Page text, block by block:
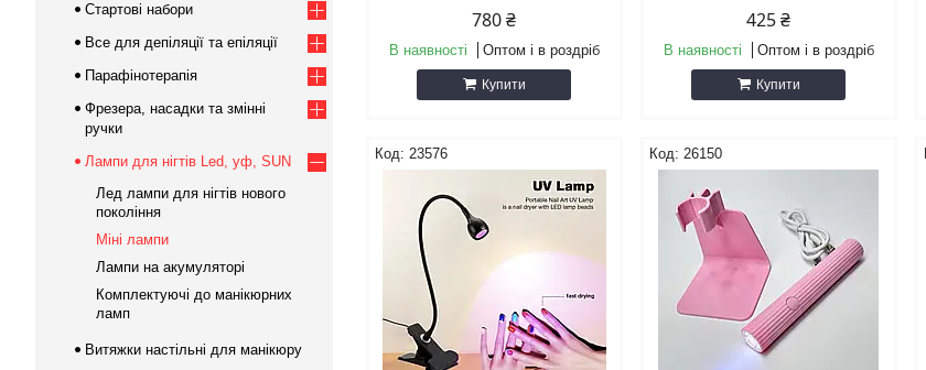
780 ₴
В наявності Оптом і в роздріб
Купити
425 ₴
В наявності Оптом і в роздріб
Купити
23576 26150
Стартові набори
Все для депіляції та епіляції
Парафінотерапія
Фрезера, насадки та змінні
ручки
Лампи для нігтів Led, уф, SUN
Лед лампи для нігтів нового
покоління
Міні лампи
Лампи на акумуляторі
Комплектуючі до манікюрних
ламп
Витяжки настільні для манікюру